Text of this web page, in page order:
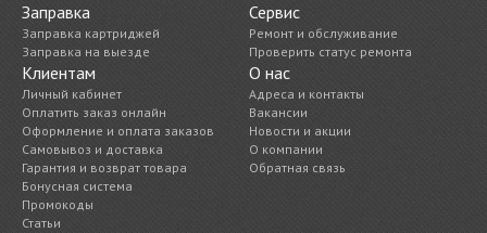
Заправка
Заправка картриджей
Заправка на выезде
Сервис
Ремонт и обслуживание
Проверить статус ремонта
Клиентам
Личный кабинет
Оплатить заказ онлайн
Оформление и оплата заказов
Самовывоз и доставка
Гарантия и возврат товара
Бонусная система
Промокоды
Статьи
О нас
Адреса и контакты
Вакансии
Новости и акции
О компании
Обратная связь